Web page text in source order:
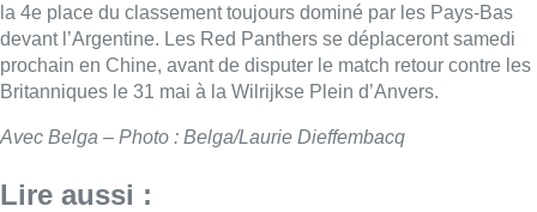
la 4e place du classement toujours dominé par les Pays-Bas
devant l’Argentine. Les Red Panthers se déplaceront samedi
prochain en Chine, avant de disputer le match retour contre les
Britanniques le 31 mai à la Wilrijkse Plein d’Anvers.
Avec Belga – Photo : Belga/Laurie Dieffembacq
Lire aussi :